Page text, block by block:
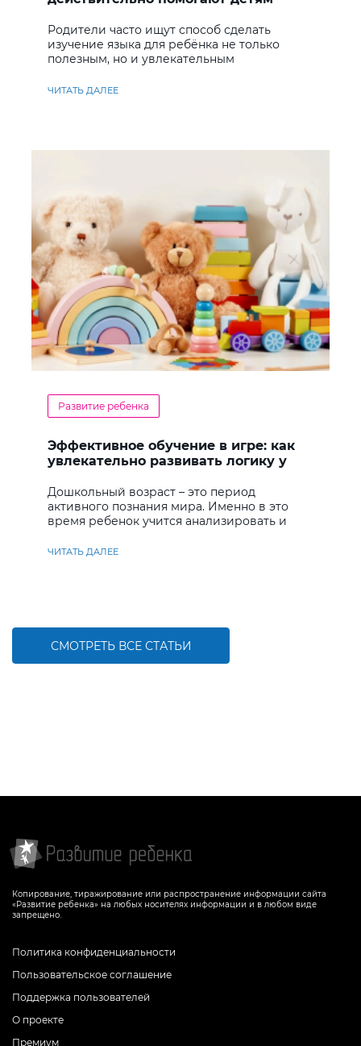
Родители часто ищут способ сделать
изучение языка для ребёнка не только
полезным, но и увлекательным
ЧИТАТЬ ДАЛЕЕ
Развитие ребенка
Эффективное обучение в игре: как
увлекательно развивать логику у
Дошкольный возраст – это период
активного познания мира. Именно в это
время ребенок учится анализировать и
ЧИТАТЬ ДАЛЕЕ
СМОТРЕТЬ ВСЕ СТАТЬИ
Копирование, тиражирование или распространение информации сайта
«Развитие ребенка» на любых носителях информации и в любом виде
запрещено.
Политика конфиденциальности
Пользовательское соглашение
Поддержка пользователей
О проекте
Премиум